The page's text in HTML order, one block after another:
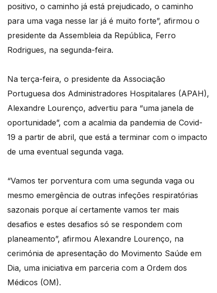
positivo, o caminho já está prejudicado, o caminho
para uma vaga nesse lar já é muito forte”, afirmou o
presidente da Assembleia da República, Ferro
Rodrigues, na segunda-feira.
Na terça-feira, o presidente da Associação
Portuguesa dos Administradores Hospitalares (APAH),
Alexandre Lourenço, advertiu para “uma janela de
oportunidade”, com a acalmia da pandemia de Covid-
19 a partir de abril, que está a terminar com o impacto
de uma eventual segunda vaga.
“Vamos ter porventura com uma segunda vaga ou
mesmo emergência de outras infeções respiratórias
sazonais porque aí certamente vamos ter mais
desafios e estes desafios só se respondem com
planeamento”, afirmou Alexandre Lourenço, na
cerimónia de apresentação do Movimento Saúde em
Dia, uma iniciativa em parceria com a Ordem dos
Médicos (OM).